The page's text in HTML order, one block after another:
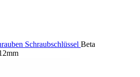
Schraubschlüssel Beta